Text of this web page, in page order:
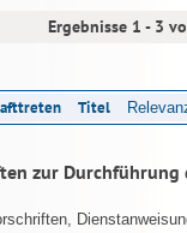
Ergebnisse 1 - 3
Titel
zur Durchführung